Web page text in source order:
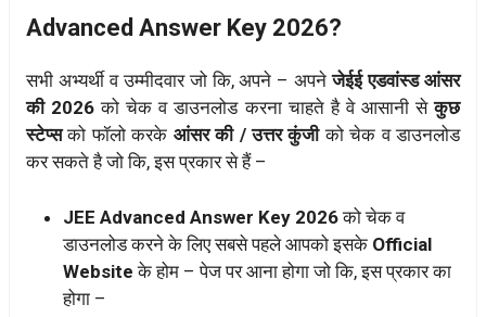
Advanced Answer Key 2026?
सभी अभ्यर्थी व उम्मीदवार जो कि, अपने – अपने जेईई एडवांस्ड आंसर
की 2026को चेक व डाउनलोड करना चाहते है वे आसानी सेकुछ
स्टेप्सको फॉलो करके आंसर की / उत्तर कुंजीको चेक व डाउनलोड
कर सकते है जो कि, इस प्रकार से हैं –
JEE Advanced Answer Key 2026को चेक व
डाउनलोड करने के लिए सबसे पहले आपको इसके Official
Website के होम – पेज पर आना होगा जो कि, इस प्रकार का
होगा –